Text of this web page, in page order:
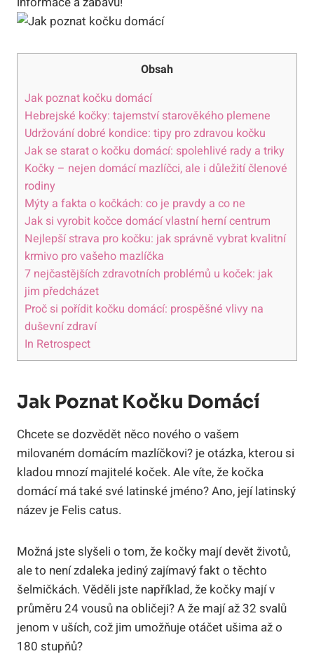
Obsah
Jak poznat kočku domácí
Hebrejské kočky: tajemství starověkého plemene
Udržování dobré kondice: tipy pro zdravou kočku
Jak se starat o kočku domácí: spolehlivé rady a triky
Kočky – nejen domácí mazlíčci, ale i důležití členové
rodiny
Mýty a fakta o kočkách: co je pravdy a co ne
Jak si vyrobit kočce domácí vlastní herní centrum
Nejlepší strava pro kočku: jak správně vybrat kvalitní
krmivo pro vašeho mazlíčka
7 nejčastějších zdravotních problémů u koček: jak
jim předcházet
Proč si pořídit kočku domácí: prospěšné vlivy na
duševní zdraví
In Retrospect
Jak Poznat Kočku Domácí
Chcete se dozvědět něco nového o vašem
milovaném domácím mazlíčkovi? je otázka, kterou si
kladou mnozí majitelé koček. Ale víte, že kočka
domácí má také své latinské jméno? Ano, její latinský
název je Felis catus.
Možná jste slyšeli o tom, že kočky mají devět životů,
ale to není zdaleka jediný zajímavý fakt o těchto
šelmičkách. Věděli jste například, že kočky mají v
průměru 24 vousů na obličeji? A že mají až 32 svalů
jenom v uších, což jim umožňuje otáčet ušima až o
180 stupňů?